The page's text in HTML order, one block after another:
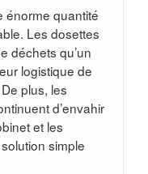
énorme quantité
Les dosettes
déchets qu’un
logistique de
plus, les
d’envahir
et les
simple